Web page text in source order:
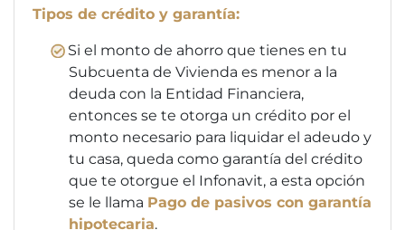
Tipos de crédito y garantía:
Si el monto de ahorro que tienes en tu
Subcuenta de Vivienda es menor a la
deuda con la Entidad Financiera,
entonces se te otorga un crédito por el
monto necesario para liquidar el adeudo y
tu casa, queda como garantía del crédito
que te otorgue el Infonavit, a esta opción
se le llama Pago de pasivos con garantía
hipotecaria.